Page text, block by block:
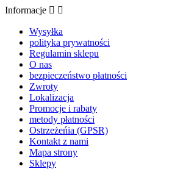
Informacje  
Wysyłka
polityka prywatności
Regulamin sklepu
O nas
bezpieczeństwo płatności
Zwroty
Lokalizacja
Promocje i rabaty
metody płatności
Ostrzeżeńia (GPSR)
Kontakt z nami
Mapa strony
Sklepy